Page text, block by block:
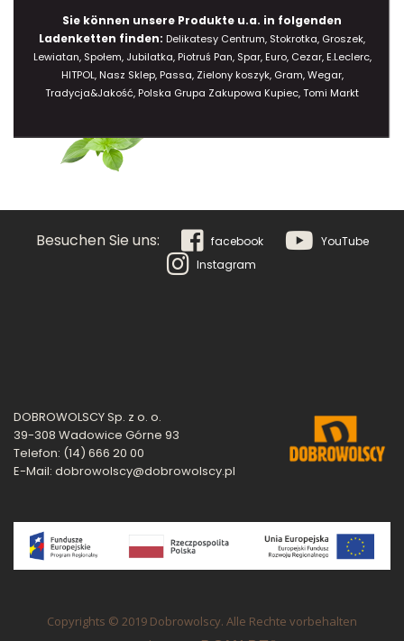
Sie können unsere Produkte u.a. in folgenden
Ladenketten finden: Delikatesy Centrum, Stokrotka, Groszek,
Lewiatan, Społem, Jubilatka, Piotruś Pan, Spar, Euro, Cezar, E.Leclerc,
HITPOL, Nasz Sklep, Passa, Zielony koszyk, Gram, Wegar,
Tradycja&Jakość, Polska Grupa Zakupowa Kupiec, Tomi Markt
Besuchen Sie uns: facebook
YouTube
Instagram
DOBROWOLSCY Sp. z o. o.
39-308 Wadowice Górne 93
Telefon: (14) 666 20 00
E-Mail: dobrowolscy@dobrowolscy.pl
Copyrights © 2019 Dobrowolscy. Alle Rechte vorbehalten